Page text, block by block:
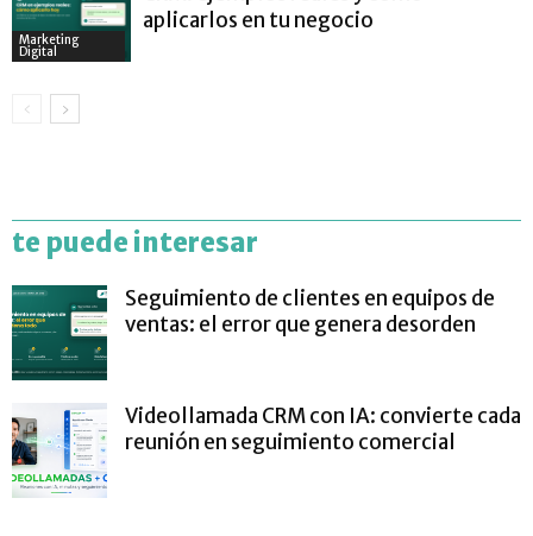
Marketing
Digital
aplicarlos en tu negocio
te puede interesar
Seguimiento de clientes en equipos de
ventas: el error que genera desorden
Videollamada CRM con IA: convierte cada
reunión en seguimiento comercial